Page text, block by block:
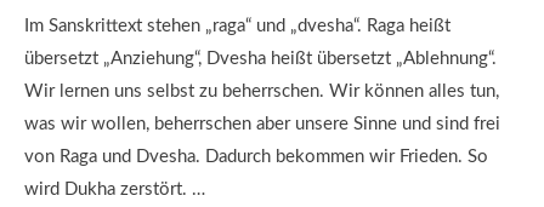
Im Sanskrittext stehen „raga“ und „dvesha“. Raga heißt
übersetzt „Anziehung“, Dvesha heißt übersetzt „Ablehnung“.
Wir lernen uns selbst zu beherrschen. Wir können alles tun,
was wir wollen, beherrschen aber unsere Sinne und sind frei
von Raga und Dvesha. Dadurch bekommen wir Frieden. So
wird Dukha zerstört. …